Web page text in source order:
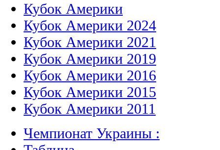
Кубок Америки
Кубок Америки 2024
Кубок Америки 2021
Кубок Америки 2019
Кубок Америки 2016
Кубок Америки 2015
Кубок Америки 2011
Чемпионат Украины :